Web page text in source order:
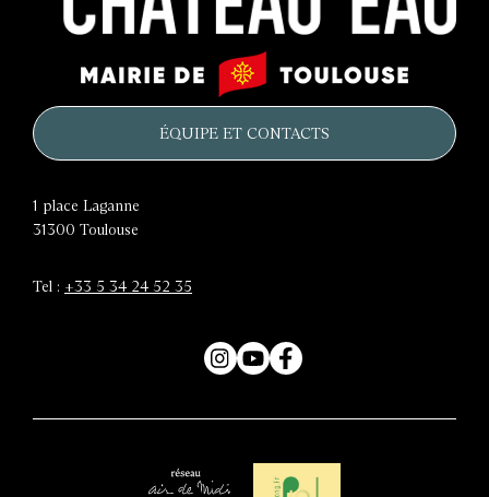
château
d'eau
Mairie
de
ÉQUIPE ET CONTACTS
1 place Laganne
31300 Toulouse
Tel : +33 5 34 24 52 35
Instagram
YouTubeFacebook